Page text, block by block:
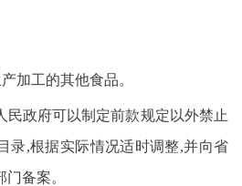
加工的其他食品。
民政府可以制定前款规定以外禁止
录,根据实际情况适时调整,并向省
备案。